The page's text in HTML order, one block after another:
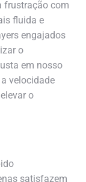
frustração com
fluida e
engajados
o
em nosso
velocidade
o
satisfazem